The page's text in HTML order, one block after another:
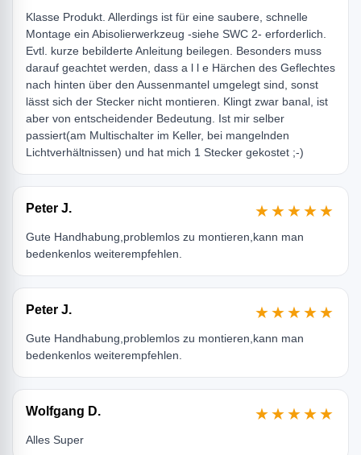
Klasse Produkt. Allerdings ist für eine saubere, schnelle
Montage ein Abisolierwerkzeug -siehe SWC 2- erforderlich.
Evtl. kurze bebilderte Anleitung beilegen. Besonders muss
darauf geachtet werden, dass a l l e Härchen des Geflechtes
nach hinten über den Aussenmantel umgelegt sind, sonst
lässt sich der Stecker nicht montieren. Klingt zwar banal, ist
aber von entscheidender Bedeutung. Ist mir selber
passiert(am Multischalter im Keller, bei mangelnden
Lichtverhältnissen) und hat mich 1 Stecker gekostet ;-)
Peter J. ★★★★★
Gute Handhabung,problemlos zu montieren,kann man
bedenkenlos weiterempfehlen.
Peter J. ★★★★★
Gute Handhabung,problemlos zu montieren,kann man
bedenkenlos weiterempfehlen.
Wolfgang D. ★★★★★
Alles Super